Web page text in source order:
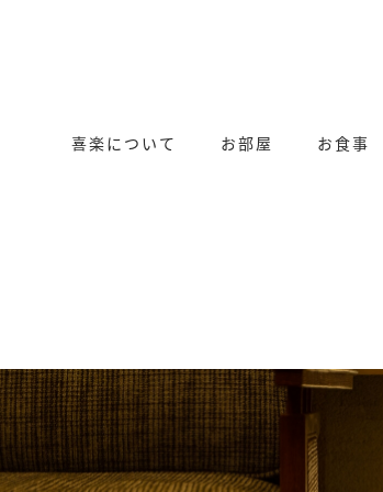
喜楽について お部屋 お食事